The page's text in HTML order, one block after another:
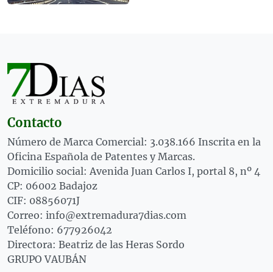
Contacto
Número de Marca Comercial: 3.038.166 Inscrita en la
Oficina Española de Patentes y Marcas.
Domicilio social: Avenida Juan Carlos I, portal 8, nº 4
CP: 06002 Badajoz
CIF: 08856071J
Correo: info@extremadura7dias.com
Teléfono: 677926042
Directora: Beatriz de las Heras Sordo
GRUPO VAUBÁN